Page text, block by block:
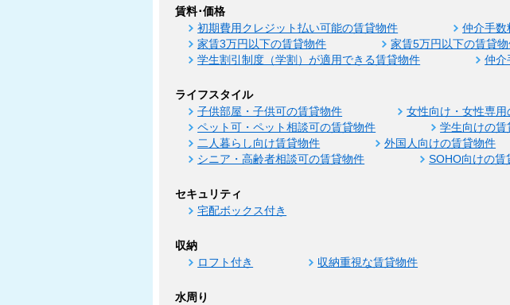
賃料･価格
初期費用クレジット払い可能の賃貸物件 仲介手数
家賃3万円以下の賃貸物件
家賃5万円以下の賃貸
学生割引制度（学割）が適用できる賃貸物件
仲介
ライフスタイル
子供部屋・子供可の賃貸物件 女性向け・女性専用
ペット可・ペット相談可の賃貸物件
学生向けの賃
二人暮らし向け賃貸物件
外国人向けの賃貸物件
シニア・高齢者相談可の賃貸物件
SOHO向けの賃
セキュリティ
宅配ボックス付き
収納
ロフト付き 収納重視な賃貸物件
水周り